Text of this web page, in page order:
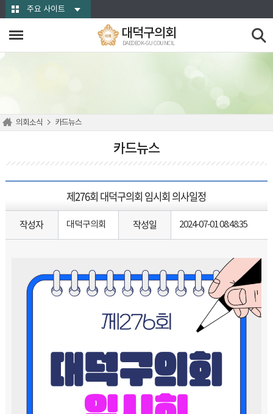
본문바로가기주요 사이트
대덕구의회
DAEDEOK-GU COUNCIL
의회소식 카드뉴스
카드뉴스
제276회 대덕구의회 임시회 의사일정
작성자 대덕구의회 작성일 2024-07-01 08:48:35